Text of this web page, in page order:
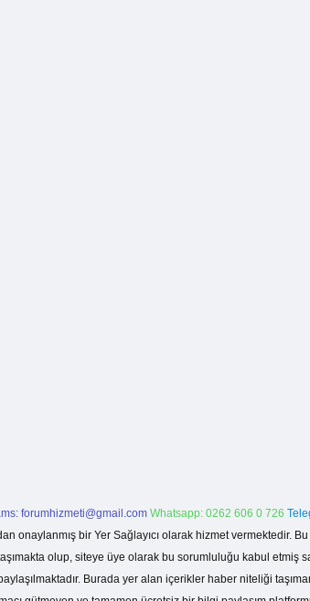
forumhizmeti@gmail.com Whatsapp: 0262 606 0 726
onaylanmış bir Yer Sağlayıcı olarak hizmet vermektedir.
olup, siteye üye olarak bu sorumluluğu kabul etmiş
Burada yer alan içerikler haber niteliği